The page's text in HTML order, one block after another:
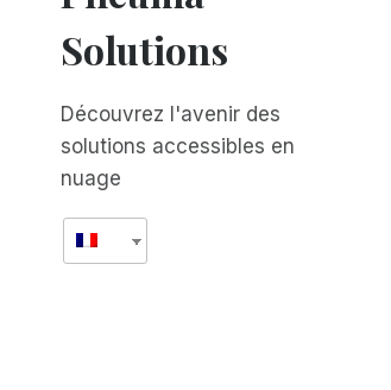
Solutions
Découvrez l'avenir des
solutions accessibles en
nuage